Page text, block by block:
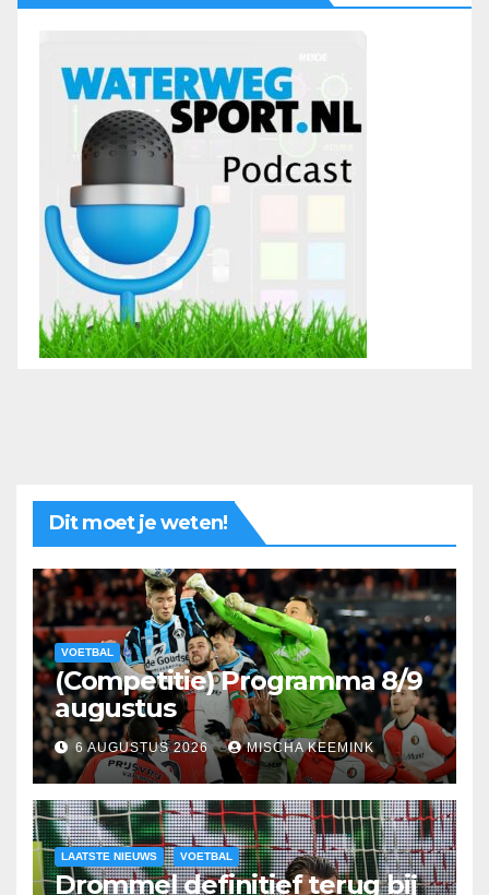
Dit moet je weten!
VOETBAL
(Competitie) Programma 8/9
augustus
6 AUGUSTUS 2026 MISCHA KEEMINK
LAATSTE NIEUWS VOETBAL
Drommel definitief terug bij